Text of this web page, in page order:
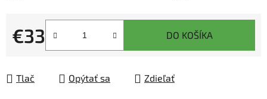
€33
Jednotková cena:
DO KOŠÍKA
Tlač Opýtať sa Zdieľať